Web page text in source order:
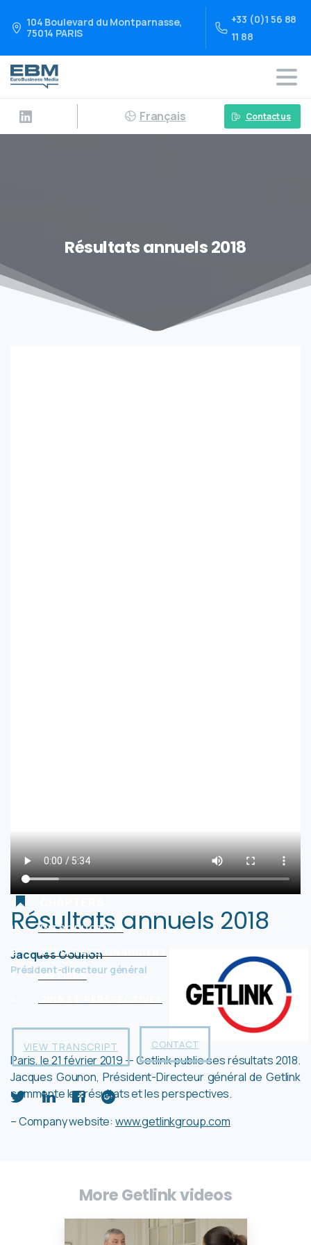
104 Boulevard du Montparnasse,
75014 PARIS
+33 (0)1 56 88
11 88
Français Contact us
Résultats annuels 2018
Résultats annuels 2018
Jacques Gounon
Président-directeur général
Paris, le 21 février 2019 — Getlink publie ses résultats 2018.
Jacques Gounon, Président-Directeur général de Getlink
commente les résultats et les perspectives.
– Company website: www.getlinkgroup.com
1
INTRODUCTION
2
RÉSULTATS FINANCIERS
3
MÉTIERS
VIEW TRANSCRIPT CONTACT
More Getlink videos